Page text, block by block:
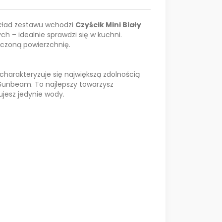
zestawu wchodzi Czyścik Mini Biały
– idealnie sprawdzi się w kuchni.
powierzchnię.
się największą zdolnością
To najlepszy towarzysz
jedynie wody.